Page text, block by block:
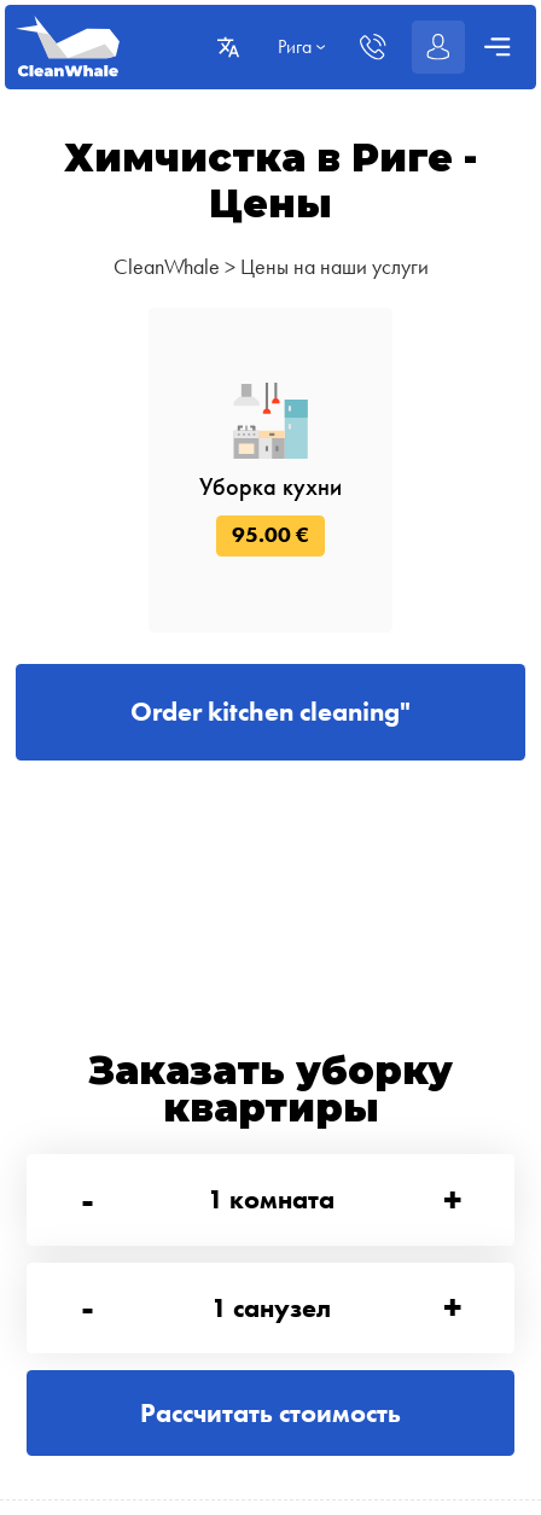
Рига
Химчистка в Риге -
Цены
CleanWhale > Цены на наши услуги
Уборка кухни
95.00 €
Order kitchen cleaning"
Заказать уборку
квартиры
-
1 комната +
- 1 санузел +
Рассчитать стоимость